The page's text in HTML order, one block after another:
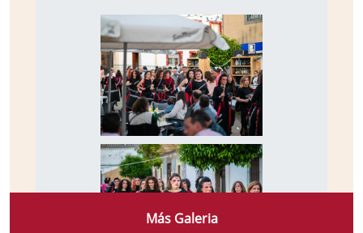
Más Galeria